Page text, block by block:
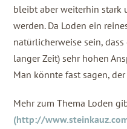
bleibt aber weiterhin stark
werden. Da Loden ein
natürlicherweise sein,
langer Zeit) sehr hohen
Man könnte fast sagen,
Mehr zum Thema Loden
(http://